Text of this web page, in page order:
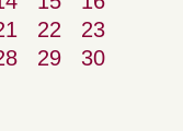
22
23
29
30